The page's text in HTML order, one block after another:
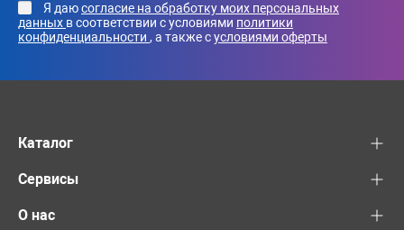
Я даюсогласие на обработку моих персональных
данных в соответствии с условиями политики
конфиденциальности , а также сусловиями оферты
Каталог
Сервисы
О нас